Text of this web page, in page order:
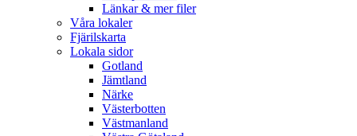
Länkar & mer filer
Våra lokaler
Fjärilskarta
Lokala sidor
Gotland
Jämtland
Närke
Västerbotten
Västmanland